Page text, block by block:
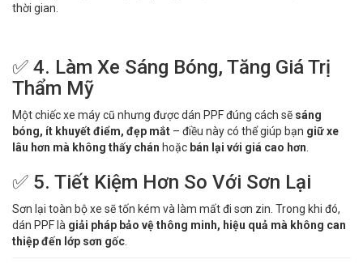
thời gian.
✅ 4. Làm Xe Sáng Bóng, Tăng Giá Trị
Thẩm Mỹ
Một chiếc xe máy cũ nhưng được dán PPF đúng cách sẽ sáng
bóng, ít khuyết điểm, đẹp mắt – điều này có thể giúp bạn giữ xe
lâu hơn mà không thấy chán hoặc bán lại với giá cao hơn
✅ 5. Tiết Kiệm Hơn So Với Sơn Lại
Sơn lại toàn bộ xe sẽ tốn kém và làm mất đi sơn zin. Trong khi đó,
dán PPF là giải pháp bảo vệ thông minh, hiệu quả mà không can
thiệp đến lớp sơn gốc